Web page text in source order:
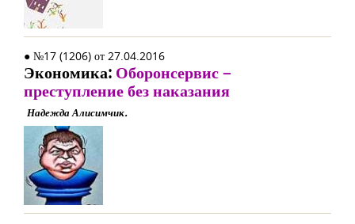
● №17 (1206) от 27.04.2016
Экономика: Оборонсервис –
преступление без наказания
Надежда Алисимчик.